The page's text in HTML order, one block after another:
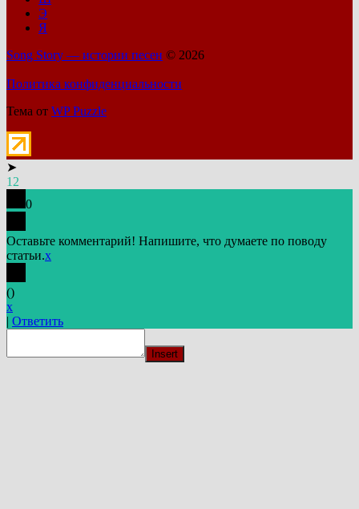
Э
Я
Song Story — истории песен © 2026
Политика конфиденциальности
Тема от WP Puzzle
➤
12
0
Оставьте комментарий! Напишите, что думаете по поводу
статьи.x
()
x
| Ответить
Insert